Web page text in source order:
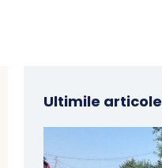
Ultimile articole